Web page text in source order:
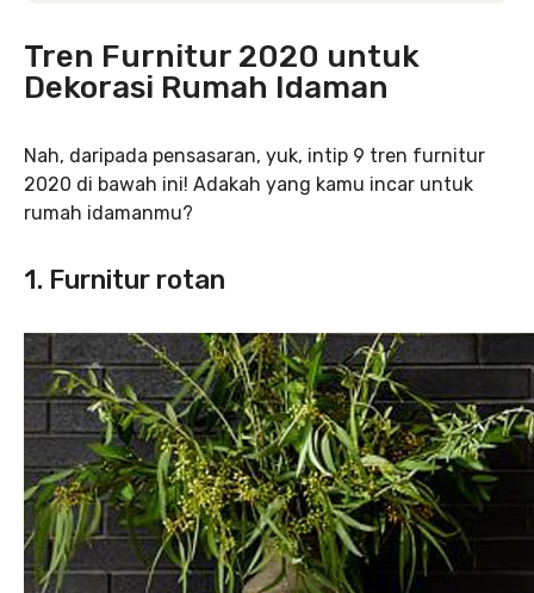
Tren Furnitur 2020 untuk
Dekorasi Rumah Idaman
Nah, daripada pensasaran, yuk, intip 9 tren furnitur
2020 di bawah ini! Adakah yang kamu incar untuk
rumah idamanmu?
1. Furnitur rotan